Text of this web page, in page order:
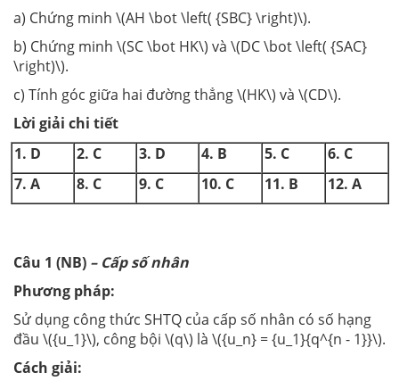
a) Chứng minh \(AH \bot \left( {SBC} \right)\).
b) Chứng minh \(SC \bot HK\) và \(DC \bot \left( {SAC}
\right)\).
c) Tính góc giữa hai đường thẳng \(HK\) và \(CD\).
Lời giải chi tiết
1. D
2. C 3. D 4. B 5. C
6. C
7. A
8. C 9. C 10. C 11. B 12. A
Câu 1 (NB) – Cấp số nhân
Phương pháp:
Sử dụng công thức SHTQ của cấp số nhân có số hạng
đầu \({u_1}\), công bội \(q\) là \({u_n} = {u_1}{q^{n - 1}}\).
Cách giải: